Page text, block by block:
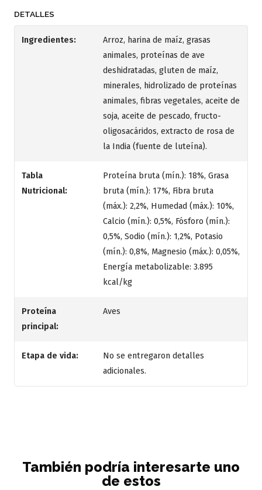
DETALLES
Ingredientes:
Arroz, harina de maíz, grasas
animales, proteínas de ave
deshidratadas, gluten de maíz,
minerales, hidrolizado de proteínas
animales, fibras vegetales, aceite de
soja, aceite de pescado, fructo-
oligosacáridos, extracto de rosa de
la India (fuente de luteína).
Tabla
Nutricional:
Proteína bruta (mín.): 18%, Grasa
bruta (mín.): 17%, Fibra bruta
(máx.): 2,2%, Humedad (máx.): 10%,
Calcio (mín.): 0,5%, Fósforo (mín.):
0,5%, Sodio (mín.): 1,2%, Potasio
(mín.): 0,8%, Magnesio (máx.): 0,05%,
Energía metabolizable: 3.895
kcal/kg
Proteína
principal:
Aves
Etapa de vida:
No se entregaron detalles
adicionales.
También podría interesarte uno
de estos